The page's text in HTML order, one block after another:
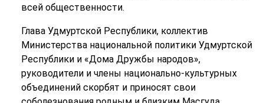
всей общественности.
Глава Удмуртской Республики, коллектив
Министерства национальной политики Удмуртской
Республики и «Дома Дружбы народов»,
руководители и члены национально-культурных
объединений скорбят и приносят свои